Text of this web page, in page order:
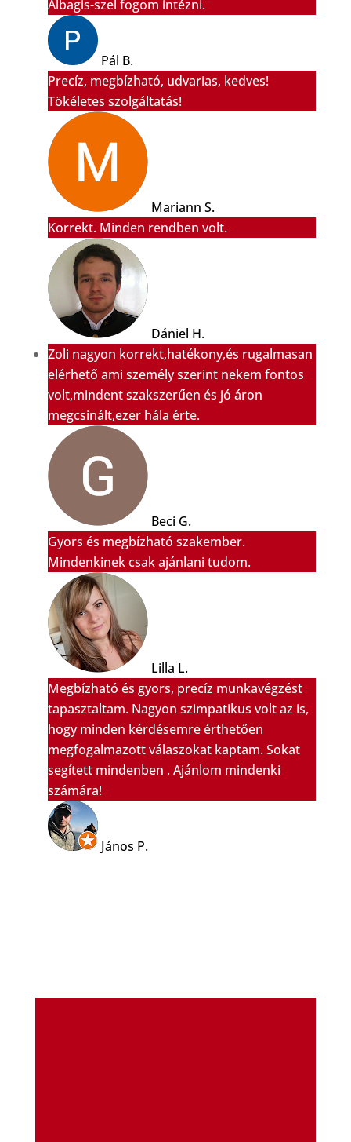
Albagis-szel fogom intézni.
Pál B.
Precíz, megbízható, udvarias, kedves!
Tökéletes szolgáltatás!
Mariann S.
Korrekt. Minden rendben volt.
Dániel H.
Zoli nagyon korrekt,hatékony,és rugalmasan
elérhető ami személy szerint nekem fontos
volt,mindent szakszerűen és jó áron
megcsinált,ezer hála érte.
Beci G.
Gyors és megbízható szakember.
Mindenkinek csak ajánlani tudom.
Lilla L.
Megbízható és gyors, precíz munkavégzést
tapasztaltam. Nagyon szimpatikus volt az is,
hogy minden kérdésemre érthetően
megfogalmazott válaszokat kaptam. Sokat
segített mindenben . Ajánlom mindenki
számára!
János P.